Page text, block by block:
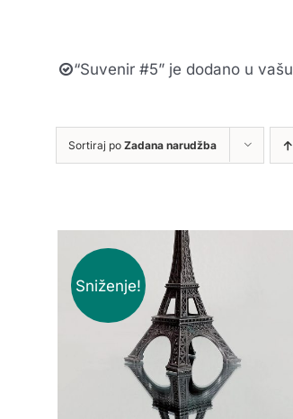
“Suvenir #5” je dodano u
Sortiraj po Zadana narudžba
Sniženje!